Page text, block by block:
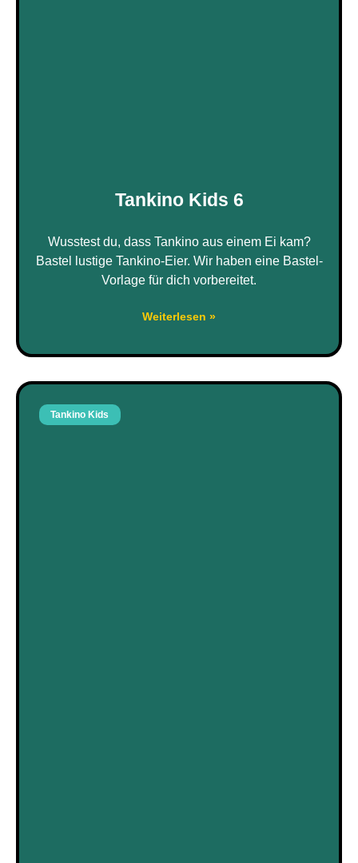
Tankino Kids 6
Wusstest du, dass Tankino aus einem Ei kam?
Bastel lustige Tankino-Eier. Wir haben eine Bastel-
Vorlage für dich vorbereitet.
Weiterlesen »
Tankino Kids